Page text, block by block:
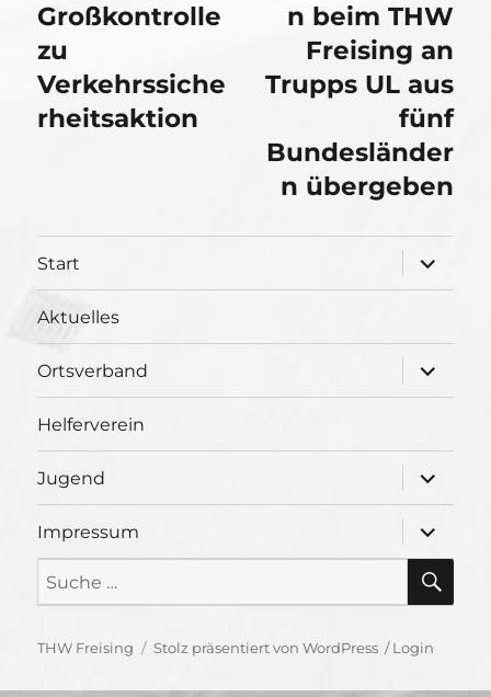
Großkontrolle
zu
Verkehrssiche
rheitsaktion
n beim THW
Freising an
Trupps UL aus
fünf
Bundesländer
n übergeben
Start
öffnen
Aktuelles
Ortsverband
öffnen
Helferverein
Jugend
öffnen
Impressum
öffnen
Suche
nach:
THW Freising Stolz präsentiert von WordPress /Login